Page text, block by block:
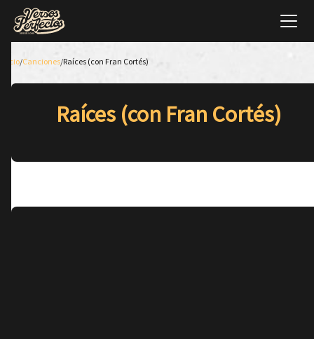
Inicio/Canciones/Raíces (con Fran Cortés)
Raíces (con Fran Cortés)